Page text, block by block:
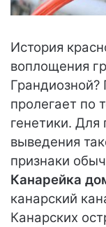
История
воплощения
Грандиозной?
пролегает по
генетики.
выведения
признаки
Канарейка
канарский
Канарских